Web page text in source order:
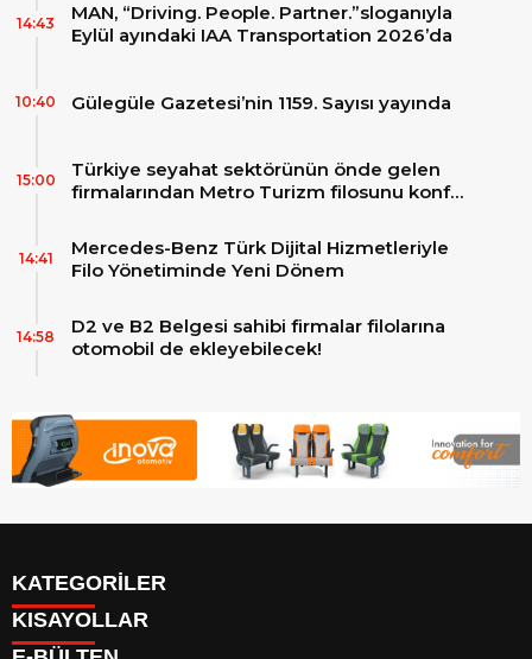
MAN, “Driving. People. Partner.”sloganıyla
Eylül ayındaki IAA Transportation 2026’da
14:43
Gülegüle Gazetesi’nin 1159. Sayısı yayında
10:40
Türkiye seyahat sektörünün önde gelen
firmalarından Metro Turizm filosunu konfor
MAN Skyliner ile güçlendirdi!
15:00
Mercedes-Benz Türk Dijital Hizmetleriyle
Filo Yönetiminde Yeni Dönem
14:41
D2 ve B2 Belgesi sahibi firmalar filolarına
otomobil de ekleyebilecek!
14:58
KATEGORİLER
Reklam
KISAYOLLAR